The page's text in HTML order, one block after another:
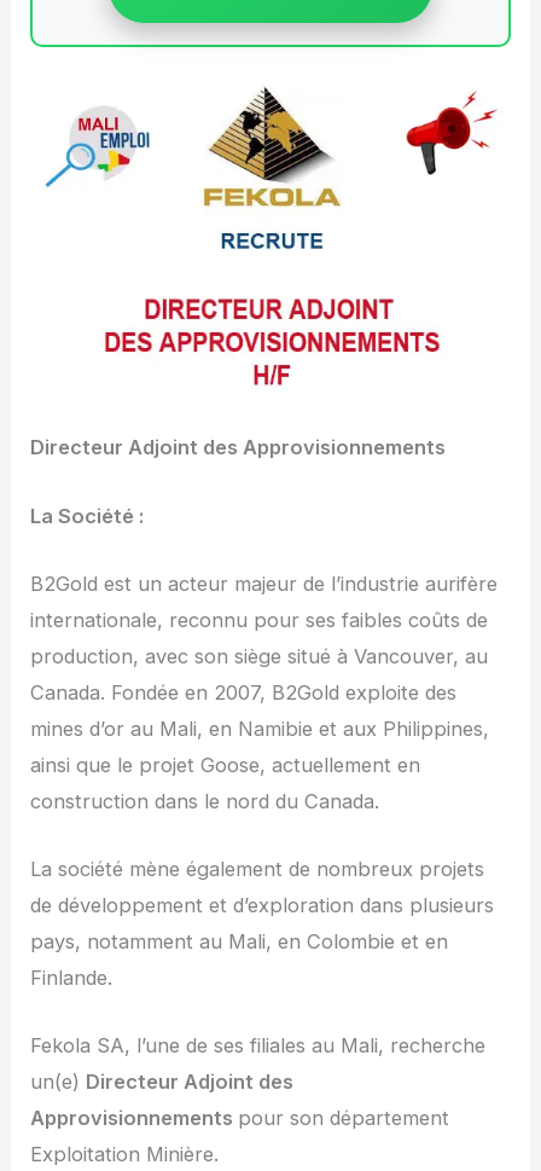
Directeur Adjoint des Approvisionnements
La Société :
B2Gold est un acteur majeur de l’industrie aurifère
internationale, reconnu pour ses faibles coûts de
production, avec son siège situé à Vancouver, au
Canada. Fondée en 2007, B2Gold exploite des
mines d’or au Mali, en Namibie et aux Philippines,
ainsi que le projet Goose, actuellement en
construction dans le nord du Canada.
La société mène également de nombreux projets
de développement et d’exploration dans plusieurs
pays, notamment au Mali, en Colombie et en
Finlande.
Fekola SA, l’une de ses filiales au Mali, recherche
un(e) Directeur Adjoint des
Approvisionnements pour son département
Exploitation Minière.